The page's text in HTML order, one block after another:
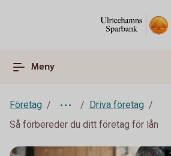
Meny
Företag
Driva företag
Så förbereder du ditt företag för lån